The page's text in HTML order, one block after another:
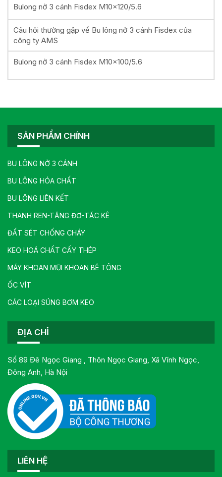
Bulong nở 3 cánh Fisdex M10x120/5.6
Câu hỏi thường gặp về Bu lông nở 3 cánh Fisdex của
công ty AMS
Bulong nở 3 cánh Fisdex M10x100/5.6
SẢN PHẨM CHÍNH
BU LÔNG NỞ 3 CÁNH
BU LÔNG HÓA CHẤT
BU LÔNG LIÊN KẾT
THANH REN-TĂNG ĐƠ-TĂC KÊ
ĐẤT SÉT CHỐNG CHÁY
KEO HOÁ CHẤT CẤY THÉP
MÁY KHOAN MŨI KHOAN BÊ TÔNG
ỐC VÍT
CÁC LOẠI SÚNG BƠM KEO
ĐỊA CHỈ
Số 89 Đê Ngọc Giang , Thôn Ngọc Giang, Xã Vĩnh Ngọc,
Đông Anh, Hà Nội
LIÊN HỆ